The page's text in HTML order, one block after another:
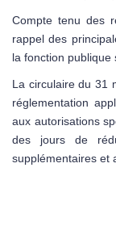
Compte tenu des
rappel des
la fonction publique
La circulaire du 31
réglementation
aux autorisations
des jours de
supplémentaires et